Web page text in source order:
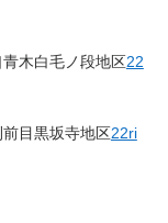
木白毛ノ段地区22
目黒坂寺地区22ri